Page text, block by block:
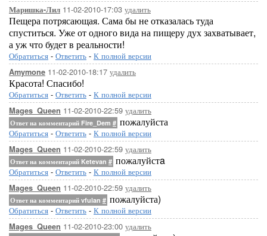
Маришка-Лил 11-02-2010-17:03 удалить
Пещера потрясающая. Сама бы не отказалась туда
спуститься. Уже от одного вида на пищеру дух захватывает,
а уж что будет в реальности!
Обратиться - Ответить - К полной версии
Amymone 11-02-2010-18:17 удалить
Красота! Спасибо!
Обратиться - Ответить - К полной версии
Mages_Queen 11-02-2010-22:59 удалить
Ответ на комментарий Fire_Dem # пожалуйста
Обратиться - Ответить - К полной версии
Mages_Queen 11-02-2010-22:59 удалить
Ответ на комментарий Ketevan # пожалуйстa
Обратиться - Ответить - К полной версии
Mages_Queen 11-02-2010-22:59 удалить
Ответ на комментарий vfulan # пожалуйста)
Обратиться - Ответить - К полной версии
Mages_Queen 11-02-2010-23:00 удалить